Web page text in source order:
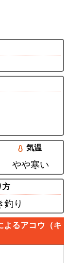
気温
やや寒い
方
釣り
よるアコウ（キ